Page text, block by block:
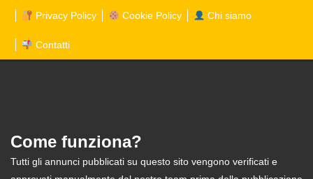
Privacy Policy Cookie Policy Chi siamo
Contatti
Come funziona?
Tutti gli annunci pubblicati su questo sito vengono verificati e